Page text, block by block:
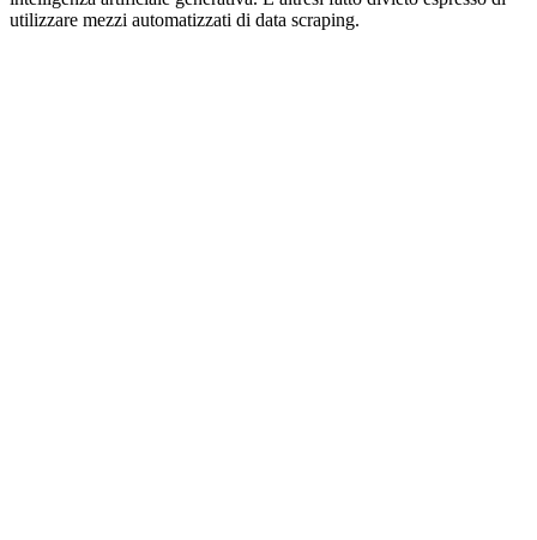
utilizzare mezzi automatizzati di data scraping.